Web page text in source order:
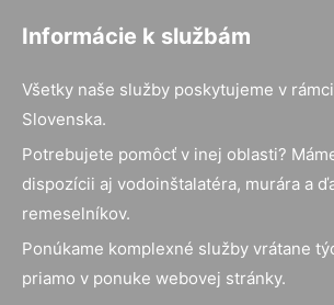
Informácie k službám
Všetky naše služby poskytujeme v
Slovenska.
Potrebujete pomôcť v inej oblasti?
dispozícii aj vodoinštalatéra, murára a
remeselníkov.
Ponúkame komplexné služby vrátane
priamo v ponuke webovej stránky.